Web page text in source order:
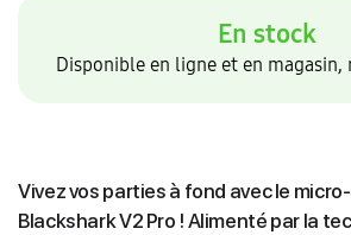
En stock
Disponible en ligne et en
Vivez vos parties à fond avec le
Blackshark V2 Pro ! Alimenté par la